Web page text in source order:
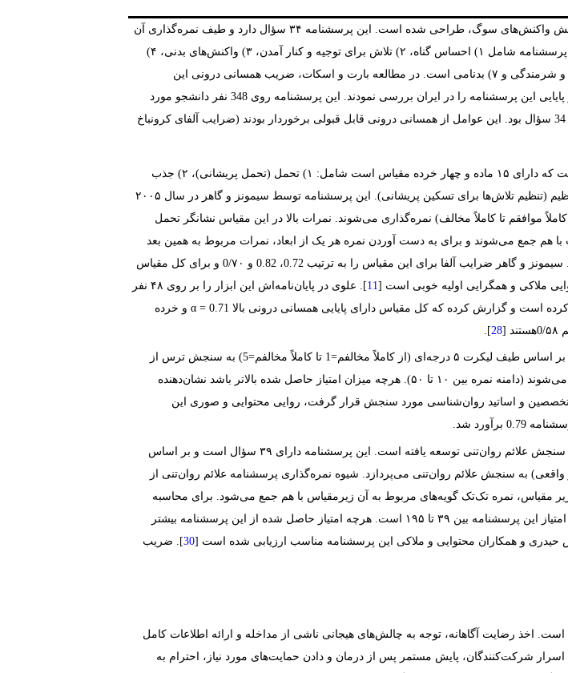
بارت و اسکات در سال ‏1998‏ به منظور سنجش واکنش‌های سوگ، طراحی شده است. این پرسشنامه ۳۴ سؤال دارد و طیف نمره‌گذاری آن
بر اساس لیکرت ۵ درجه‌ای و از گزینه‌های هرگز تا همیشه است. مؤلفه‌های این پرسشنامه شامل ۱) احساس گناه، ۲) تلاش برای توجیه و کنار آمدن، ۳) واکنش‌های بدنی، ۴)
احساس ترک شدن، ۵) قضاوت شخص یا دیگران در مورد دلیل فوت، ۶) خجالت و شرمندگی و ۷) بدنامی است. در مطالعه بارت و اسکات، ضریب همسانی درونی این
پرسشنامه براساس آلفای کرونباخ، برابر ‏0.97‏ بود. مهدی‌پور و همکاران روایی و پایایی این پرسشنامه را در ایران بررسی نمودند. این پرسشنامه روی ‏348‏ نفر دانشجو مورد
]. نتایج تحلیل مؤلفه‌های اصلی نشان‌دهنده هفت عامل و ‏34‏ سؤال بود. این عوامل از همسانی درونی قابل قبولی برخوردار بودند (ضرایب آلفای کرونباخ
یک شاخص خودسنجی تحمل پریشانی است که دارای ۱۵ ماده و چهار خرده مقیاس است شامل: ۱) تحمل (تحمل پریشانی)، ۲) جذب
(جذب شدن به وسیله هیجانات منفی)، ۳) ارزیابی (برآورد ذهنی پریشانی)، ۴) تنظیم (تنظیم تلاش‌ها برای تسکین پریشانی‏).‏ این پرسشنامه توسط سیمونز و گاهر در سال ۲۰۰۵
موافقم تا کاملاً مخالف) نمره‌گذاری می‌شوند. نمرات بالا در این مقیاس نشانگر تحمل
هم جمع می‌شوند و برای به دست آوردن نمره هر یک از ابعاد، نمرات مربوط به همین بعد
مطابق با آنچه که ذکر شد با هم جمع می‌شوند. دامنه نمرات بین ۱۵ تا ۷۵ است. سیمونز و گاهر ضرایب آلفا برای این مقیاس را به ترتیب ‏0.72‏، ‏0.82‏ و ۷۰‏/0‏ و برای کل مقیاس
]. علوی در پایان‌نامه‌اش این ابزار را بر روی ۴۸ نفر
α و خرده
].
یک ابزار محقق ساخته است که با ۱۰ سؤال بر اساس طیف لیکرت ۵ درجه‌ای (از کاملاً مخالفم=‏1‏ تا کاملاً مخالفم=‏5)‏ به سنجش ترس از
(دامنه نمره
بین ۱۰ تا ۵۰‏).‏ هرچه میزان امتیاز حاصل شده بالاتر باشد نشان‌دهنده
از تجربه مثبت خواهد بود. این پرسشنامه توسط ۱۲ نفر از متخصصین و اساتید روان‌شناسی مورد سنجش قرار گرفت، روایی محتوایی و صوری این
شد.
توسط لاکورت و همکاران در سال ۲۰۱۳ به منظور سنجش علائم روان‌تنی توسعه یافته است. این پرسشنامه دارای ۳۹ سؤال است و بر اساس
غیر واقعی) به سنجش علائم روان‌تنی می‌پردازد. شیوه نمره‌گذاری پرسشنامه علائم روان‌تنی از
امتیاز هر زیر مقیاس، نمره تک‌تک گویه‌های مربوط به آن زیرمقیاس با هم جمع می‌شود. برای محاسبه
امتیاز کلی پرسشنامه، نمره همه گویه‌های پرسشنامه با هم جمع می‌شود. دامنه امتیاز این پرسشنامه بین ۳۹ تا ۱۹۵ است. هرچه امتیاز حاصل شده از این پرسشنامه بیشتر
حیدری و همکاران محتوایی و ملاکی این پرسشنامه مناسب ارزیابی شده است [
]. ضریب
اخذ رضایت آگاهانه، توجه به چالش‌های هیجانی ناشی از مداخله و ارائه اطلاعات کامل
شرکت‌کنندگان، پایش مستمر پس از درمان و دادن حمایت‌های مورد نیاز، احترام به